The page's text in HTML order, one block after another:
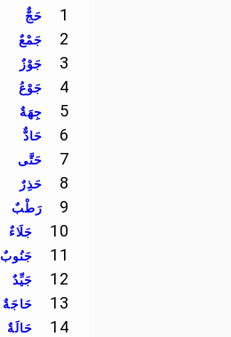
1 حَجٌّ
2 جَمْعٌ
3 جَوْزٌ
4 جَوْعُ
5 جِهَةٌ
6 حَادٌّ
7 حَتَّى
8 حَذِرٌ
9 رَطْبٌ
10 جَلَاءٌ
11 جَنُوبٌ
12 جَيِّدٌ
13 حَاجَةٌ
14 حَالَةٌ